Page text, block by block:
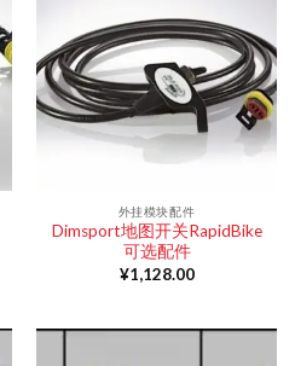
外挂模块配件
Dimsport地图开关RapidBike
可选配件
¥1,128.00